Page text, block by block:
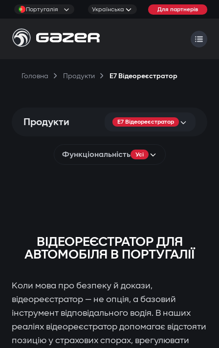
Португалія Українська Для партнерів
Головна Продукти E7 Відеореєстратор
Продукти E7 Відеореєстратор
Функціональність Усі
ВІДЕОРЕЄСТРАТОР ДЛЯ
АВТОМОБІЛЯ В ПОРТУГАЛІЇ
Коли мова про безпеку й докази,
відеореєстратор — не опція, а базовий
інструмент відповідального водія. В наших
реаліях відеореєстратор допомагає відстояти
позицію у страхових спорах, врегулювати